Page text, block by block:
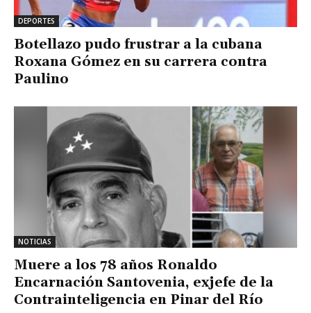
DEPORTES
Botellazo pudo frustrar a la cubana
Roxana Gómez en su carrera contra
Paulino
NOTICIAS
Muere a los 78 años Ronaldo
Encarnación Santovenia, exjefe de la
Contrainteligencia en Pinar del Río